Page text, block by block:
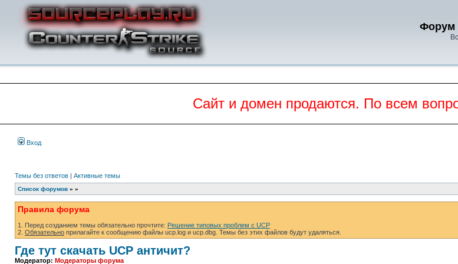
Форум
Сайт и домен продаются. По всем
Вход
Темы без ответов | Активные темы
Список форумов » »
Правила форума
1. Перед созданием темы обязательно прочтите: Решение типовых проблем с UCP
2. Обязательно прилагайте к сообщению файлы ucp.log и ucp.dbg. Темы без этих файлов будут удаляться.
Где тут скачать UCP античит?
Модератор: Модераторы форума